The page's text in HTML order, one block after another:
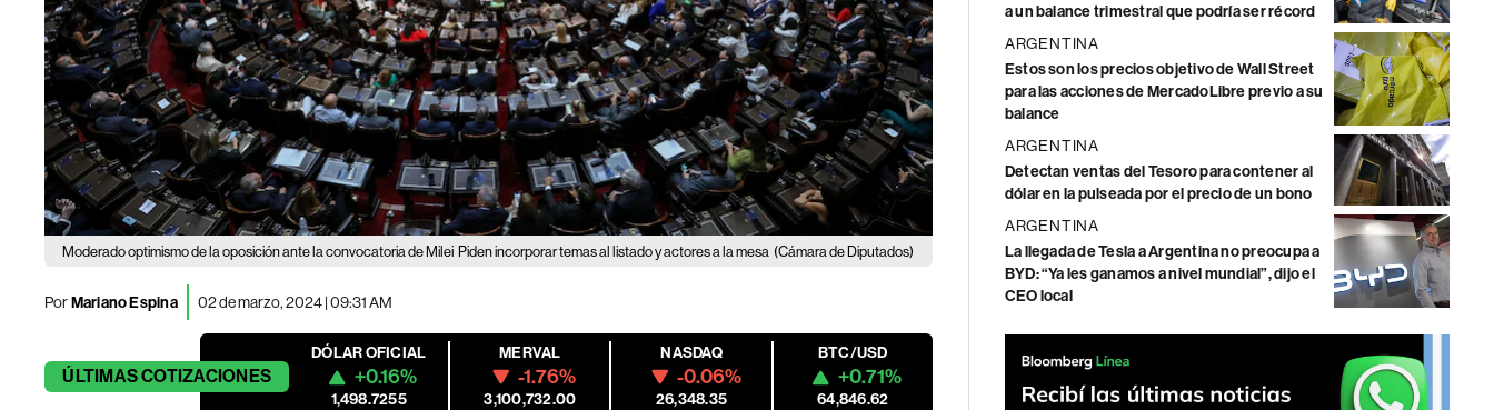
Moderado optimismo de la oposición ante la convocatoria de Milei Piden incorporar temas al listado y actores a la mesa (Cámara de Diputados)
PorMariano Espina 02 de marzo, 2024 | 09:31 AM
ÚLTIMASCOTIZACIONES
DÓLAR OFICIAL
+0.16%
1,498.7255
MERVAL
-1.76%
3,100,732.00
NASDAQ
-0.06%
26,348.35
BTC/USD
+0.71%
64,846.62
a un balance trimestral que podría ser récord
ARGENTINA
Estos son los precios objetivo de Wall Street
para las acciones de MercadoLibre previo a su
balance
ARGENTINA
Detectan ventas del Tesoro para contener al
dólar en la pulseada por el precio de un bono
ARGENTINA
La llegada de Tesla a Argentina no preocupa a
BYD: “Ya les ganamos a nivel mundial”, dijo el
CEO local